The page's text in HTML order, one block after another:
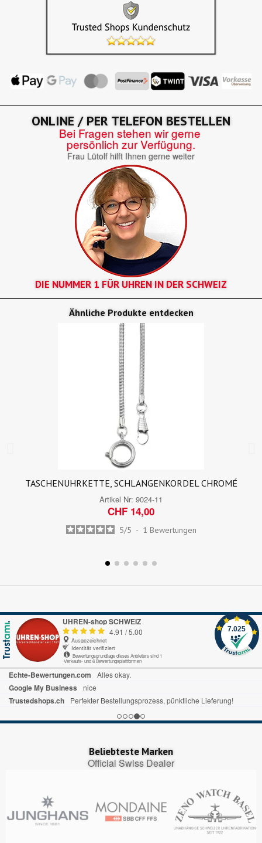
ONLINE / PER TELEFON BESTELLEN
Bei Fragen stehen wir gerne
persönlich zur Verfügung.
Frau Lütolf hilft Ihnen gerne weiter
DIE NUMMER 1 FÜR UHREN IN DER SCHWEIZ
Ähnliche Produkte entdecken
TASCHENUHRKETTE, SCHLANGENKORDEL CHROMÉ
Artikel Nr: 9024-11
CHF 14,00
5/5 - 1 Bewertungen
UHREN-shop SCHWEIZ
4.91 /5.00
Ausgezeichnet
Identität verifiziert
Bewertungsgrundlage dieses Anbieters sind 1
Verkaufs- und 6 Bewertungsplattformen
7.025
Echte-Bewertungen.com Alles okay.
Google My Business nice
Trustedshops.ch Perfekter Bestellungsprozess, pünktliche Lieferung!
Beliebteste Marken
Official Swiss Dealer